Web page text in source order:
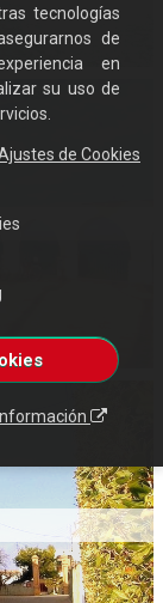
tecnologías
de
en
su uso de
de Cookies